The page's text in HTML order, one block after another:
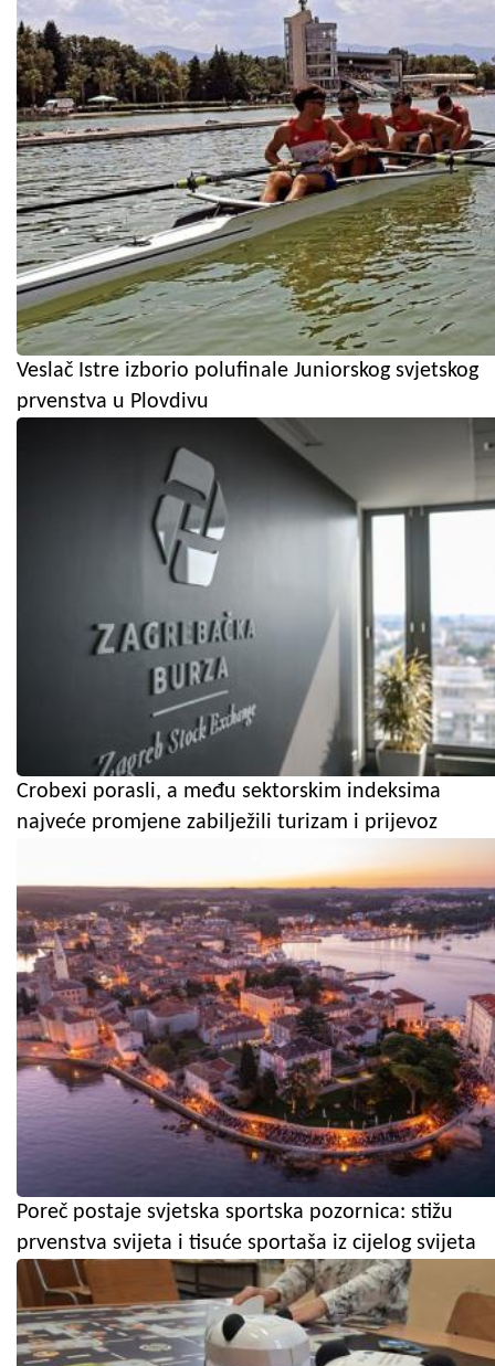
Veslač Istre izborio polufinale Juniorskog svjetskog
prvenstva u Plovdivu
Crobexi porasli, a među sektorskim indeksima
najveće promjene zabilježili turizam i prijevoz
Poreč postaje svjetska sportska pozornica: stižu
prvenstva svijeta i tisuće sportaša iz cijelog svijeta